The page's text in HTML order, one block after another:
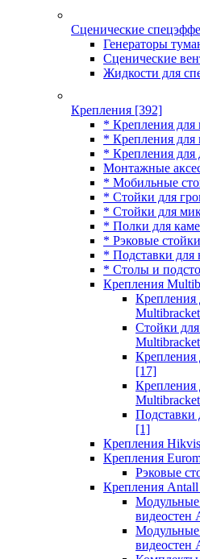
Сценические
Генераторы
Сценические
Жидкости для
Крепления [392]
* Крепления для
* Крепления для
* Крепления для
Монтажные
* Мобильные
* Стойки для
* Стойки для
* Полки для
* Рэковые стойки
* Подставки для
* Столы и
Крепления
Крепления
Стойки
Крепления
[17]
Крепления
Подставки
[1]
Крепления
Крепления
Рэковые
Крепления Antall
Модульные
видеостен
Модульные
видеостен